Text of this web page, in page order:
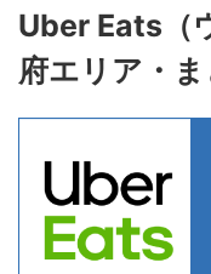
Uber Eats（
府エリア・